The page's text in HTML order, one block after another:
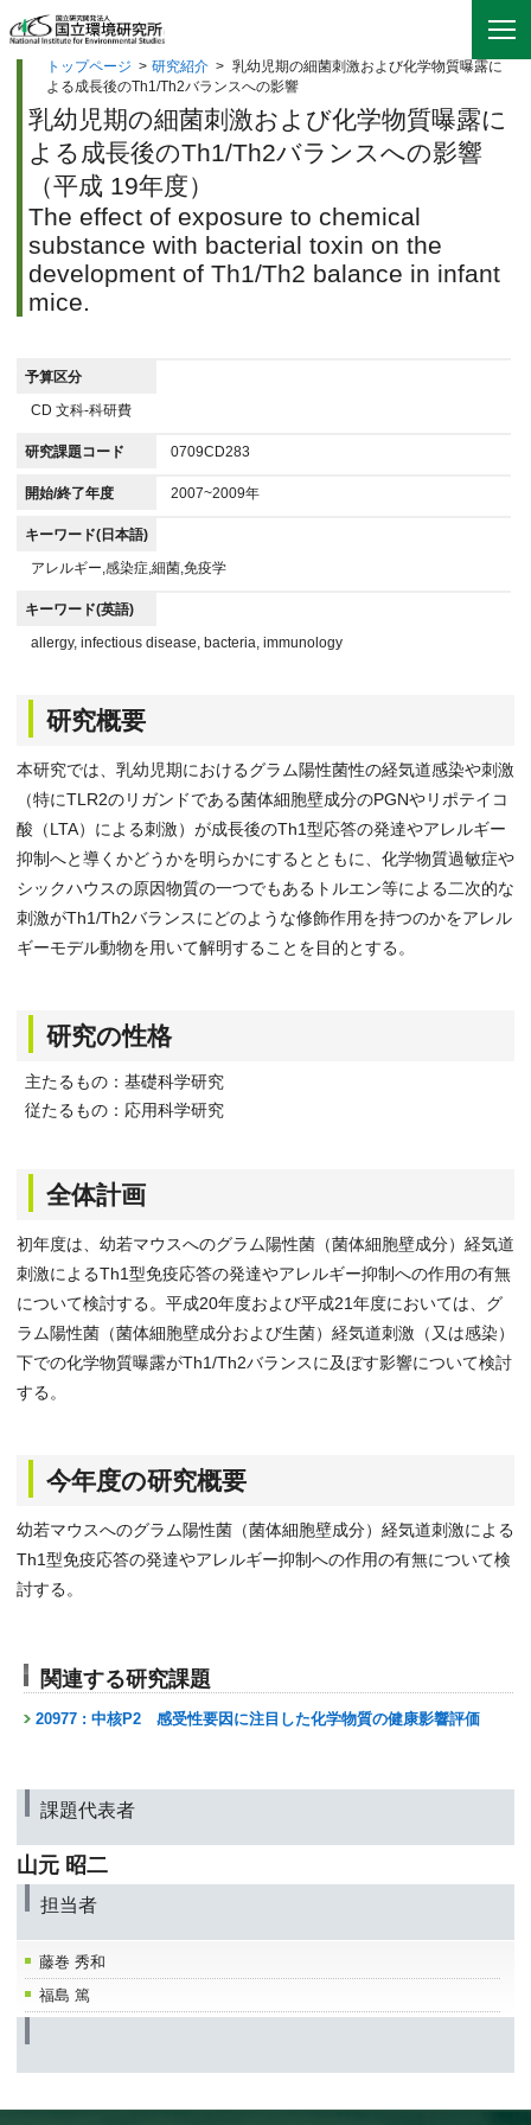
トップページ > 研究紹介 > 乳幼児期の細菌刺激および化学物質曝露に
よる成長後のTh1/Th2バランスへの影響
乳幼児期の細菌刺激および化学物質曝露に
よる成長後のTh1/Th2バランスへの影響
（平成 19年度）
The effect of exposure to chemical
substance with bacterial toxin on the
development of Th1/Th2 balance in infant
mice.
予算区分
CD 文科-科研費
研究課題コード 0709CD283
開始/終了年度 2007~2009年
キーワード(日本語)
アレルギー,感染症,細菌,免疫学
キーワード(英語)
allergy, infectious disease, bacteria, immunology
研究概要
本研究では、乳幼児期におけるグラム陽性菌性の経気道感染や刺激
（特にTLR2のリガンドである菌体細胞壁成分のPGNやリポテイコ
酸（LTA）による刺激）が成長後のTh1型応答の発達やアレルギー
抑制へと導くかどうかを明らかにするとともに、化学物質過敏症や
シックハウスの原因物質の一つでもあるトルエン等による二次的な
刺激がTh1/Th2バランスにどのような修飾作用を持つのかをアレル
ギーモデル動物を用いて解明することを目的とする。
研究の性格
主たるもの：基礎科学研究
従たるもの：応用科学研究
全体計画
初年度は、幼若マウスへのグラム陽性菌（菌体細胞壁成分）経気道
刺激によるTh1型免疫応答の発達やアレルギー抑制への作用の有無
について検討する。平成20年度および平成21年度においては、グ
ラム陽性菌（菌体細胞壁成分および生菌）経気道刺激（又は感染）
下での化学物質曝露がTh1/Th2バランスに及ぼす影響について検討
する。
今年度の研究概要
幼若マウスへのグラム陽性菌（菌体細胞壁成分）経気道刺激による
Th1型免疫応答の発達やアレルギー抑制への作用の有無について検
討する。
関連する研究課題
20977 : 中核P2 感受性要因に注目した化学物質の健康影響評価
課題代表者
山元 昭二
担当者
藤巻 秀和
福島 篤